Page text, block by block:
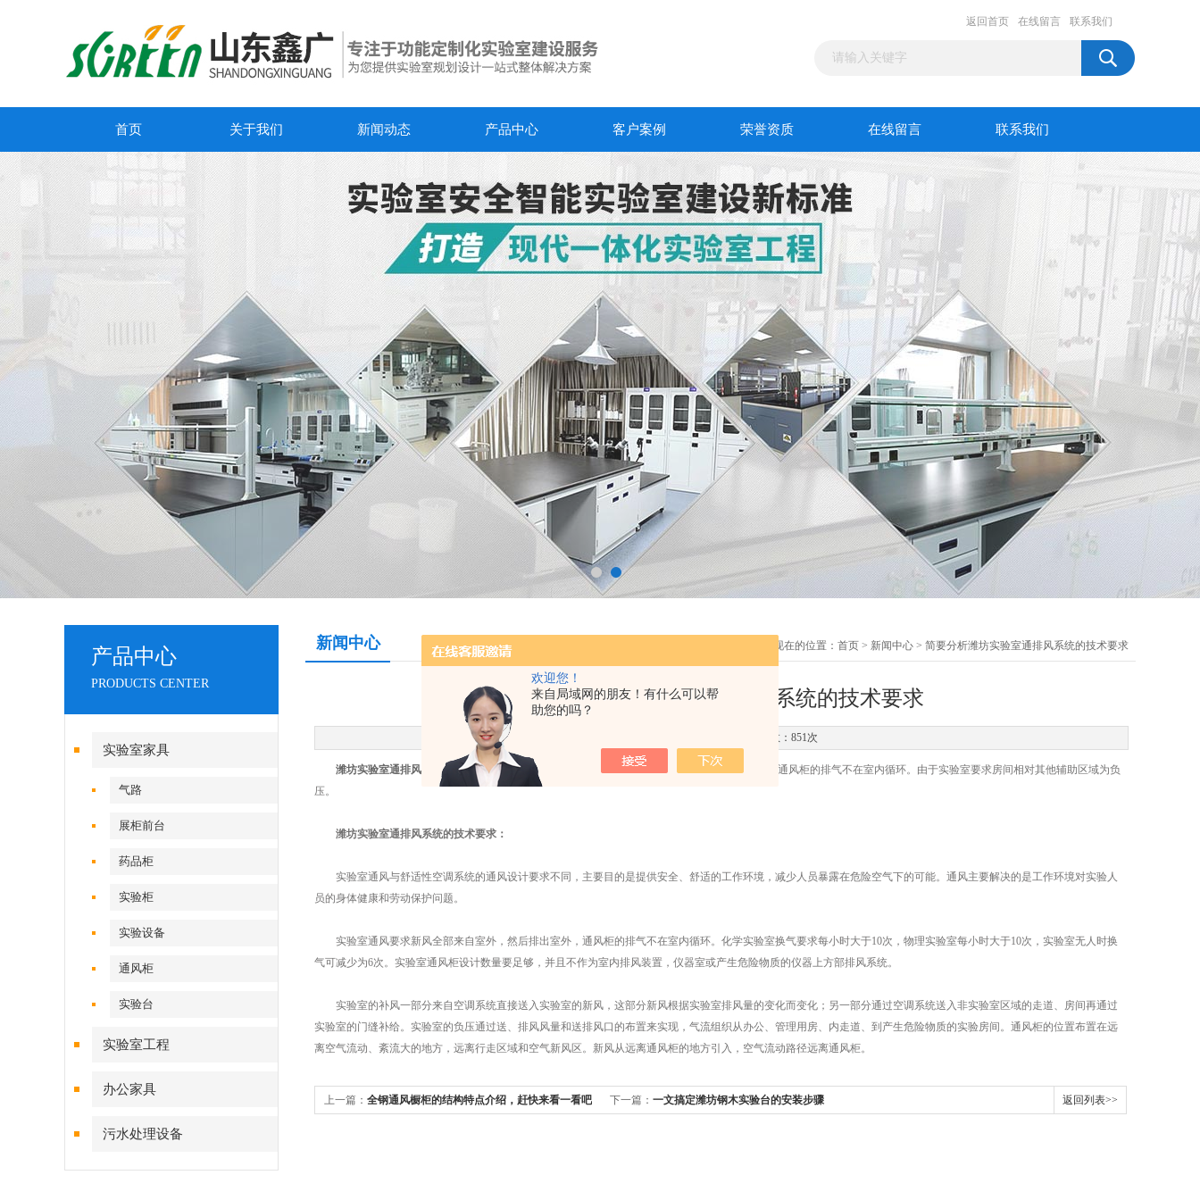
欢迎您！
来自局域网的朋友！有什么可以帮
助您的吗？
返回首页 在线留言 联系我们
首页 关于我们 新闻动态 产品中心 客户案例 荣誉资质 在线留言 联系我们
产品中心
PRODUCTS CENTER
实验室家具
气路
展柜前台
药品柜
实验柜
实验设备
通风柜
实验台
实验室工程
办公家具
污水处理设备
新闻中心 您现在的位置： 首页 > 新闻中心 > 简要分析潍坊实验室通排风系统的技术要求
简要分析潍坊实验室通排风系统的技术要求
更新时间：2022-10-22 点击次数：851次
潍坊实验室通排风系统主要由通风管道，通风设备和通风末端以及通风系统构成。采用风系统,通风柜的排气不在室内循环。由于实验室要求房间相对其他辅助区域为负
压。
潍坊实验室通排风系统的技术要求：
实验室通风与舒适性空调系统的通风设计要求不同，主要目的是提供安全、舒适的工作环境，减少人员暴露在危险空气下的可能。通风主要解决的是工作环境对实验人
员的身体健康和劳动保护问题。
实验室通风要求新风全部来自室外，然后排出室外，通风柜的排气不在室内循环。化学实验室换气要求每小时大于10次，物理实验室每小时大于10次，实验室无人时换
气可减少为6次。实验室通风柜设计数量要足够，并且不作为室内排风装置，仪器室或产生危险物质的仪器上方部排风系统。
实验室的补风一部分来自空调系统直接送入实验室的新风，这部分新风根据实验室排风量的变化而变化；另一部分通过空调系统送入非实验室区域的走道、房间再通过
实验室的门缝补给。实验室的负压通过送、排风风量和送排风口的布置来实现，气流组织从办公、管理用房、内走道、到产生危险物质的实验房间。通风柜的位置布置在远
离空气流动、紊流大的地方，远离行走区域和空气新风区。新风从远离通风柜的地方引入，空气流动路径远离通风柜。
上一篇： 全钢通风橱柜的结构特点介绍，赶快来看一看吧 下一篇： 一文搞定潍坊钢木实验台的安装步骤 返回列表>>